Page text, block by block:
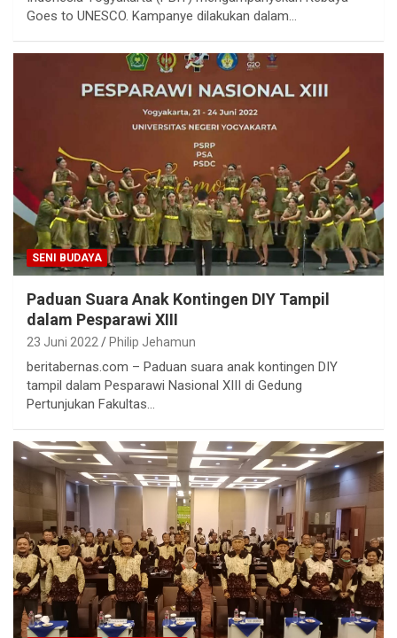
Goes to UNESCO. Kampanye dilakukan dalam…
SENI BUDAYA
Paduan Suara Anak Kontingen DIY Tampil
dalam Pesparawi XIII
23 Juni 2022 Philip Jehamun
beritabernas.com – Paduan suara anak kontingen DIY
tampil dalam Pesparawi Nasional XIII di Gedung
Pertunjukan Fakultas…